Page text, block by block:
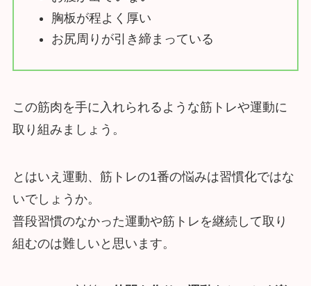
胸板が程よく厚い
お尻周りが引き締まっている
この筋肉を手に入れられるような筋トレや運動に
取り組みましょう。
とはいえ運動、筋トレの1番の悩みは習慣化ではな
いでしょうか。
普段習慣のなかった運動や筋トレを継続して取り
組むのは難しいと思います。